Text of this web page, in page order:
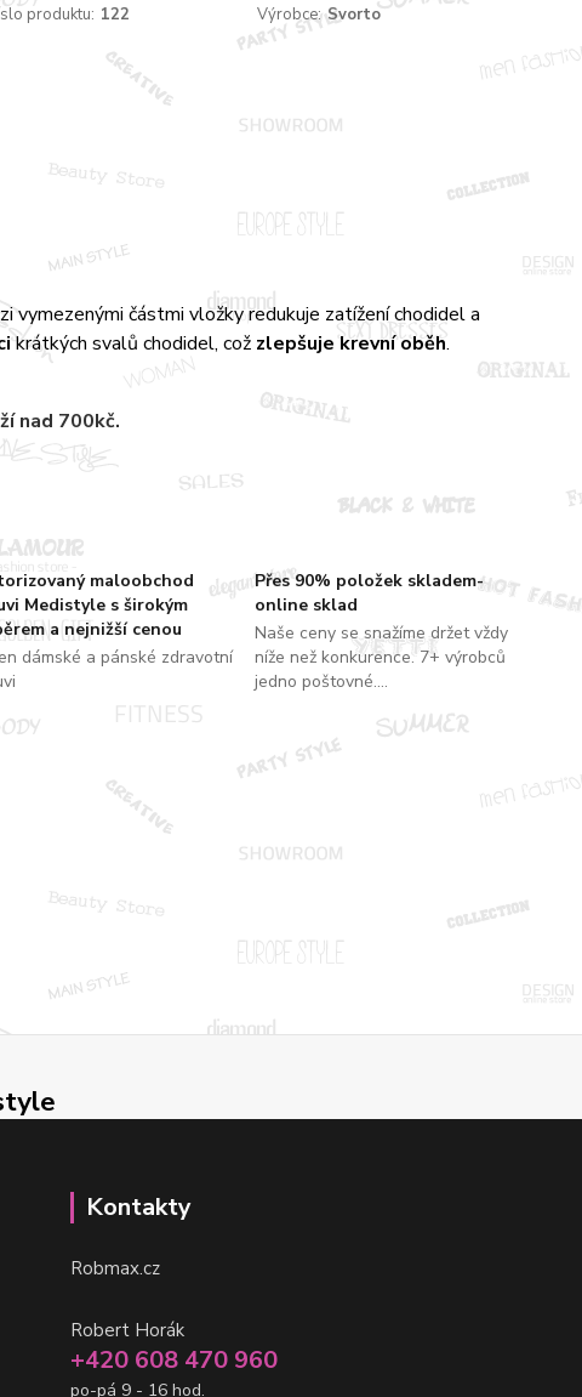
produktu: 122 Výrobce: Svorto
maloobchod
Medistyle s širokým
a nejnižší cenou
dámské a pánské zdravotní
Přes 90% položek skladem-
online sklad
Naše ceny se snažíme držet vždy
níže než konkurence. 7+ výrobců
jedno poštovné....
vymezenými částmi vložky redukuje zatížení chodidel a
krátkých svalů chodidel, což zlepšuje krevní oběh.
nad 700kč.
Kontakty
Robmax.cz
Robert Horák
+420 608 470 960
po-pá 9 - 16 hod.